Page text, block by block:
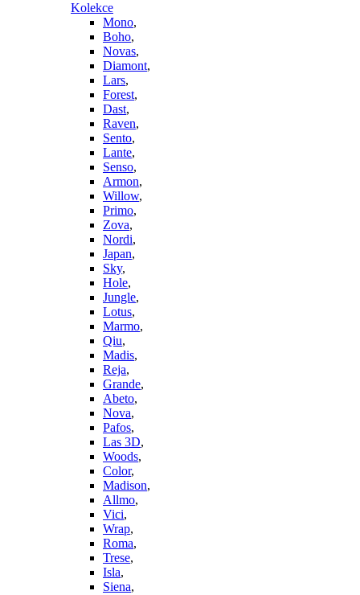
Kolekce
Mono,
Boho,
Novas,
Diamont,
Lars,
Forest,
Dast,
Raven,
Sento,
Lante,
Senso,
Armon,
Willow,
Primo,
Zova,
Nordi,
Japan,
Sky,
Hole,
Jungle,
Lotus,
Marmo,
Qiu,
Madis,
Reja,
Grande,
Abeto,
Nova,
Pafos,
Las 3D,
Woods,
Color,
Madison,
Allmo,
Vici,
Wrap,
Roma,
Trese,
Isla,
Siena,